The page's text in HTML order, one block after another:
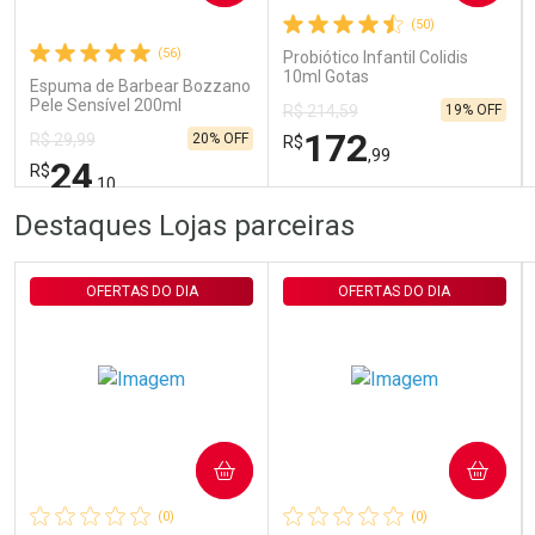
Por R$ 29,30/cada
Por R$ 29,30/cada
(56)
Espuma de Barbear Bozzano
Pele Sensível 200ml
R$ 29,99
R$24,10
20% OFF
FECHAR
Laboratório
FECHAR
Por Menos
(50)
Probiótico Infantil Colidis
10ml Gotas
R$ 214,59
R$172,99
19% OFF
Destaques Lojas parceiras
(0)
OFERTAS DO DIA
COMPRAR
(0)
OFERTAS DO DIA
COMPRAR